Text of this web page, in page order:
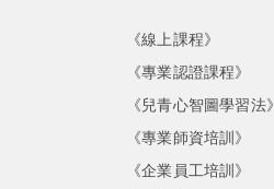
《線上課程》
《專業認證課程》
《兒青心智圖學習法》
《專業師資培訓》
《企業員工培訓》